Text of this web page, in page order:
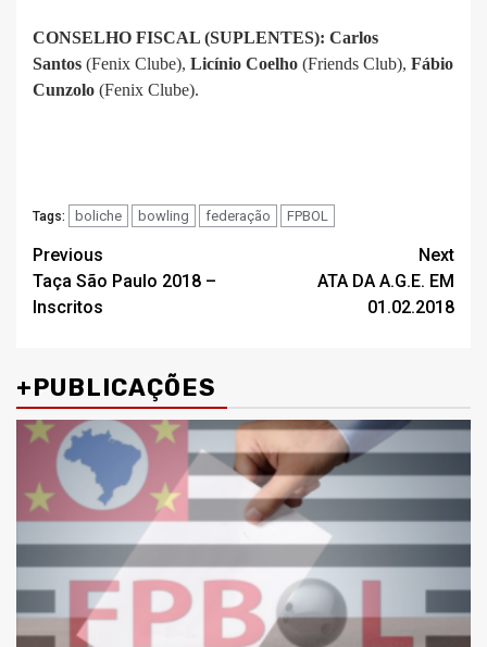
CONSELHO FISCAL (SUPLENTES): Carlos
Santos (Fenix Clube), Licínio Coelho (Friends Club), Fábio
Cunzolo (Fenix Clube).
Tags: boliche bowling federação FPBOL
Post
navigation
Previous
Taça São Paulo 2018 –
Inscritos
Next
ATA DA A.G.E. EM
01.02.2018
+PUBLICAÇÕES